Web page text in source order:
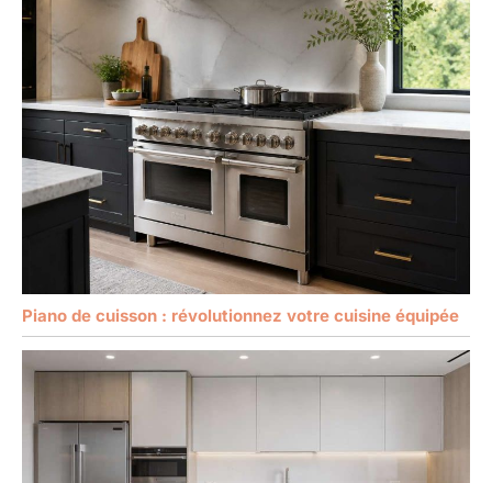
Piano de cuisson : révolutionnez votre cuisine équipée